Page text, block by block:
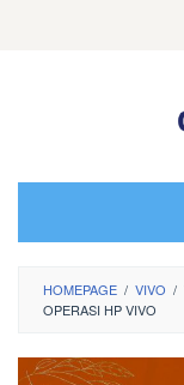
HOMEPAGE / VIVO /
OPERASI HP VIVO